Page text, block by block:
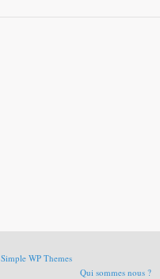
Simple WP Themes
Qui sommes nous ?